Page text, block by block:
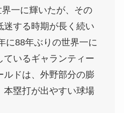
一に輝いたが、その
迷する時期が長く続い
に88年ぶりの世界一に
ているギャランティー
ルドは、外野部分の膨
本塁打が出やすい球場